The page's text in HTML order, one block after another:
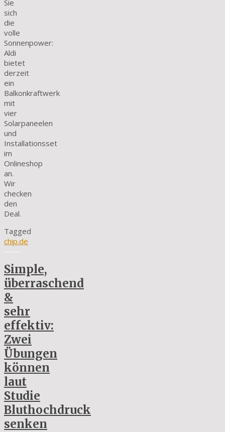
Sie
sich
die
volle
Sonnenpower:
Aldi
bietet
derzeit
ein
Balkonkraftwerk
mit
vier
Solarpaneelen
und
Installationsset
im
Onlineshop
an.
Wir
checken
den
Deal.
Tagged
chip.de
Simple,
überraschend
&
sehr
effektiv:
Zwei
Übungen
können
laut
Studie
Bluthochdruck
senken